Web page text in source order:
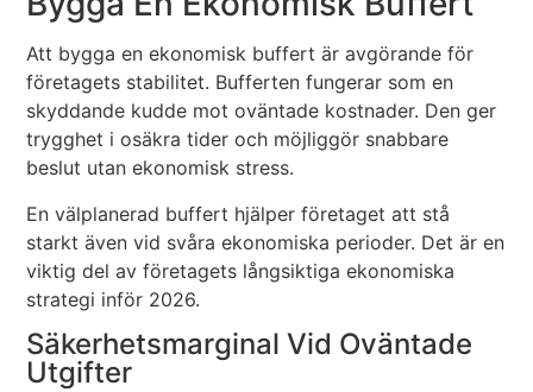
Att bygga en ekonomisk buffert är avgörande för
företagets stabilitet. Bufferten fungerar som en
skyddande kudde mot oväntade kostnader. Den ger
trygghet i osäkra tider och möjliggör snabbare
beslut utan ekonomisk stress.
En välplanerad buffert hjälper företaget att stå
starkt även vid svåra ekonomiska perioder. Det är en
viktig del av företagets långsiktiga ekonomiska
strategi inför 2026.
Säkerhetsmarginal Vid Oväntade
Utgifter